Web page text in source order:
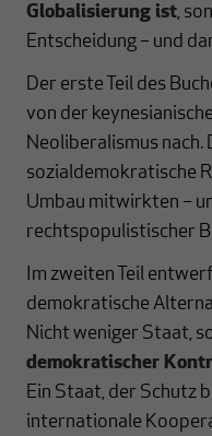
Globalisierung ist,
Entscheidung – und
Der erste Teil des
von der
Neoliberalismus nach.
sozialdemokratische
Umbau mitwirkten –
rechtspopulistischer
Im zweiten Teil
demokratische
Nicht weniger Staat,
demokratischer
Ein Staat, der Schutz
internationale